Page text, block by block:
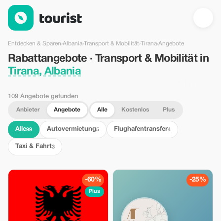
Rabattangebote · Transport & Mobilität in Tirana, Albania —
Entdecken & Sparen›Albania›Transport & Mobilität›Tirana›Angebote
Rabattangebote · Transport & Mobilität in
Tirana, Albania
109 Angebote gefunden
Anbieter Angebote Alle Kostenlos Plus
Alle99 Autovermietung5 Flughafentransfer4
Taxi & Fahrt3
-60%
Plus
-25%